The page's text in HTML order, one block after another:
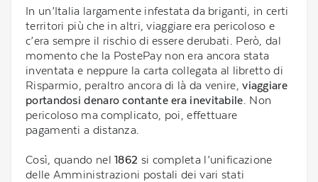
In un’Italia largamente infestata da briganti, in certi
territori più che in altri, viaggiare era pericoloso e
c’era sempre il rischio di essere derubati. Però, dal
momento che la PostePay non era ancora stata
inventata e neppure la carta collegata al libretto di
Risparmio, peraltro ancora di là da venire,viaggiare
portandosi denaro contante era inevitabile. Non
pericoloso ma complicato, poi, effettuare
pagamenti a distanza.
Così, quando nel1862 si completa l’unificazione
delle Amministrazioni postali dei vari stati